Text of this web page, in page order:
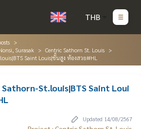
THB
Surasak
Centric Sathorn St. Louis
Saint Louis|ชั้นสูง ห้องสวย#HL
Sathorn-St.louis|BTS Saint Loui
Updated 14/08/2567